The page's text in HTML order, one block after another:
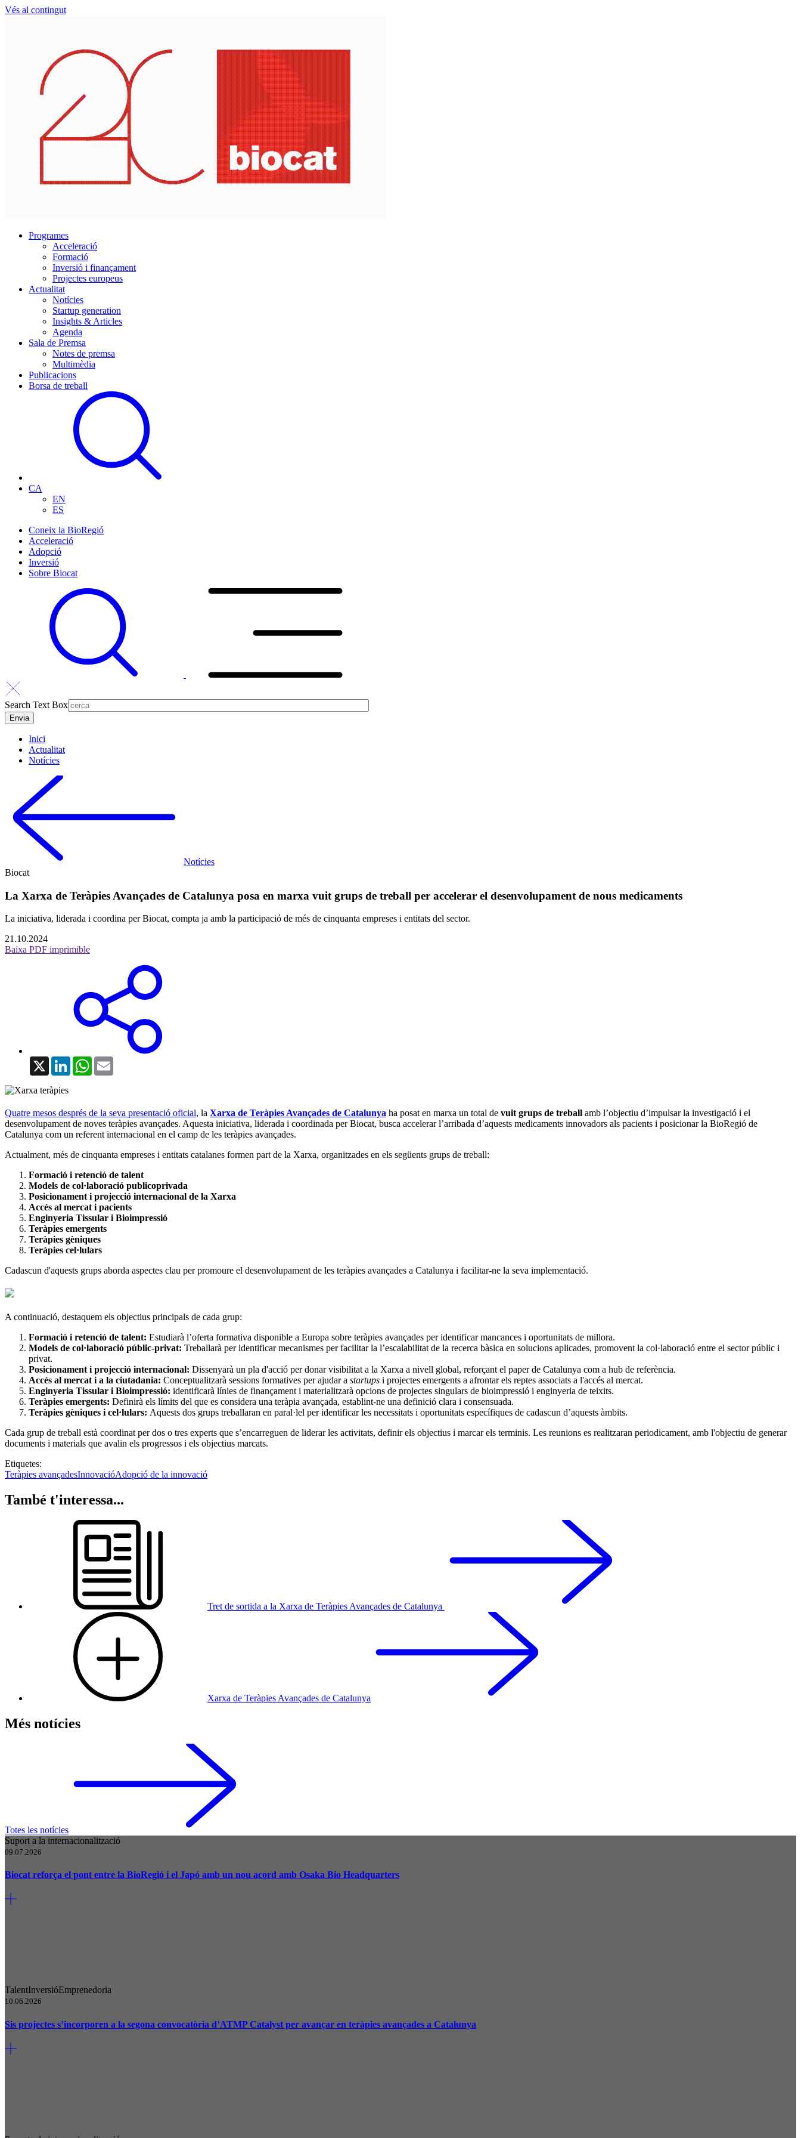
Vés al contingut
Programes
Acceleració
Formació
Inversió i finançament
Projectes europeus
Actualitat
Notícies
Startup generation
Insights & Articles
Agenda
Sala de Premsa
Notes de premsa
Multimèdia
Publicacions
Borsa de treball
CA
EN
ES
Coneix la BioRegió
Acceleració
Adopció
Inversió
Sobre Biocat
Search Text Box
Inici
Actualitat
Notícies
Notícies
Biocat
La Xarxa de Teràpies Avançades de Catalunya posa en marxa vuit grups de treball per accelerar el desenvolupament de nous medicaments
La iniciativa, liderada i coordina per Biocat, compta ja amb la participació de més de cinquanta empreses i entitats del sector.
21.10.2024
Baixa PDF imprimible
X LinkedInWhatsApp
Quatre mesos després de la seva presentació oficial, la Xarxa de Teràpies Avançades de Catalunya ha posat en marxa un total de vuit grups de treball amb l’objectiu d’impulsar la investigació i el
desenvolupament de noves teràpies avançades. Aquesta iniciativa, liderada i coordinada per Biocat, busca accelerar l’arribada d’aquests medicaments innovadors als pacients i posicionar la BioRegió de
Catalunya com un referent internacional en el camp de les teràpies avançades.
Actualment, més de cinquanta empreses i entitats catalanes formen part de la Xarxa, organitzades en els següents grups de treball:
Formació i retenció de talent
Models de col·laboració publicoprivada
Posicionament i projecció internacional de la Xarxa
Accés al mercat i pacients
Enginyeria Tissular i Bioimpressió
Teràpies emergents
Teràpies gèniques
Teràpies cel·lulars
Cadascun d'aquests grups aborda aspectes clau per promoure el desenvolupament de les teràpies avançades a Catalunya i facilitar-ne la seva implementació.
A continuació, destaquem els objectius principals de cada grup:
Formació i retenció de talent: Estudiarà l’oferta formativa disponible a Europa sobre teràpies avançades per identificar mancances i oportunitats de millora.
Models de col·laboració públic-privat: Treballarà per identificar mecanismes per facilitar la l’escalabilitat de la recerca bàsica en solucions aplicades, promovent la col·laboració entre el sector públic i
privat.
Posicionament i projecció internacional: Dissenyarà un pla d'acció per donar visibilitat a la Xarxa a nivell global, reforçant el paper de Catalunya com a hub de referència.
Accés al mercat i a la ciutadania: Conceptualitzarà sessions formatives per ajudar a startups i projectes emergents a afrontar els reptes associats a l'accés al mercat.
Enginyeria Tissular i Bioimpressió: identificarà línies de finançament i materialitzarà opcions de projectes singulars de bioimpressió i enginyeria de teixits.
Teràpies emergents: Definirà els límits del que es considera una teràpia avançada, establint-ne una definició clara i consensuada.
Teràpies gèniques i cel·lulars: Aquests dos grups treballaran en paral·lel per identificar les necessitats i oportunitats específiques de cadascun d’aquests àmbits.
Cada grup de treball està coordinat per dos o tres experts que s’encarreguen de liderar les activitats, definir els objectius i marcar els terminis. Les reunions es realitzaran periodicament, amb l'objectiu de generar
documents i materials que avalin els progressos i els objectius marcats.
Etiquetes:
Teràpies avançadesInnovacióAdopció de la innovació
També t'interessa...
Tret de sortida a la Xarxa de Teràpies Avançades de Catalunya
Xarxa de Teràpies Avançades de Catalunya
Més notícies
Totes les notícies
Suport a la internacionalització
09.07.2026
Biocat reforça el pont entre la BioRegió i el Japó amb un nou acord amb Osaka Bio Headquarters
TalentInversióEmprenedoria
10.06.2026
Sis projectes s’incorporen a la segona convocatòria d’ATMP Catalyst per avançar en teràpies avançades a Catalunya